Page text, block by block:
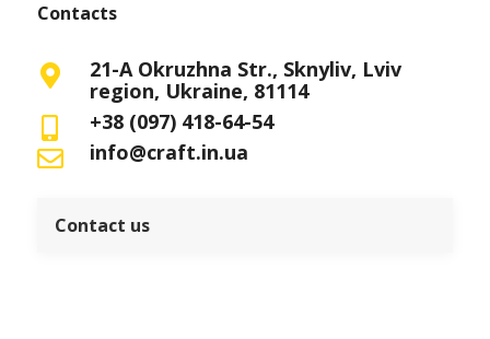
Contacts
21-A Okruzhna Str., Sknyliv, Lviv
region, Ukraine, 81114
+38 (097) 418-64-54
info@craft.in.ua
Contact us